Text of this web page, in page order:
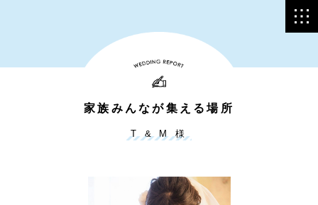
家族みんなが集える場所
T & M 様